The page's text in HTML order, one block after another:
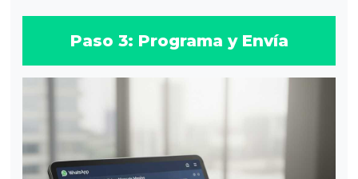
Paso 3: Programa y Envía